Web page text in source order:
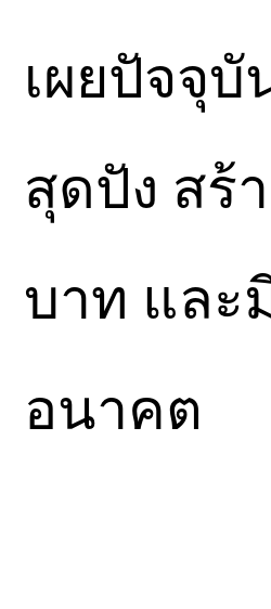
เผยปัจจุ
สุดปัง สร้
บาท และ
อนาคต